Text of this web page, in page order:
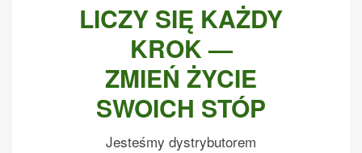
LICZY SIĘ KAŻDY
KROK —
ZMIEŃ ŻYCIE
SWOICH STÓP
Jesteśmy dystrybutorem